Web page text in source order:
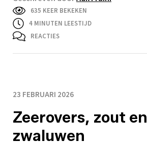
635 KEER BEKEKEN
4 MINUTEN LEESTIJD
REACTIES
23 FEBRUARI 2026
Zeerovers, zout en
zwaluwen